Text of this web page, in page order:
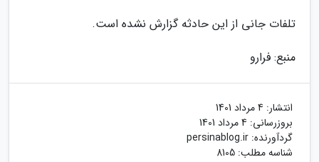
تلفات جانی از این حادثه گزارش نشده است.
منبع: فرارو
انتشار: 4 مرداد 1401
بروزرسانی: 4 مرداد 1401
گردآورنده: persinablog.ir
شناسه مطلب: 8105